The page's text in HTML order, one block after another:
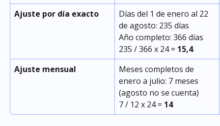
Ajuste por día exacto
Días del 1 de enero al 22
de agosto: 235 días
Año completo: 366 días
235 / 366 x 24 = 15,4
Ajuste mensual
Meses completos de
enero a julio: 7 meses
(agosto no se cuenta)
7 / 12 x 24 = 14